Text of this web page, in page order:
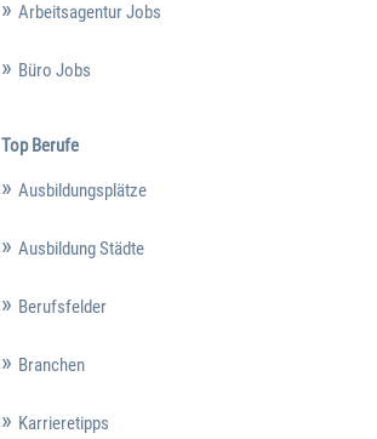
Arbeitsagentur Jobs
Büro Jobs
Top Berufe
Ausbildungsplätze
Ausbildung Städte
Berufsfelder
Branchen
Karrieretipps